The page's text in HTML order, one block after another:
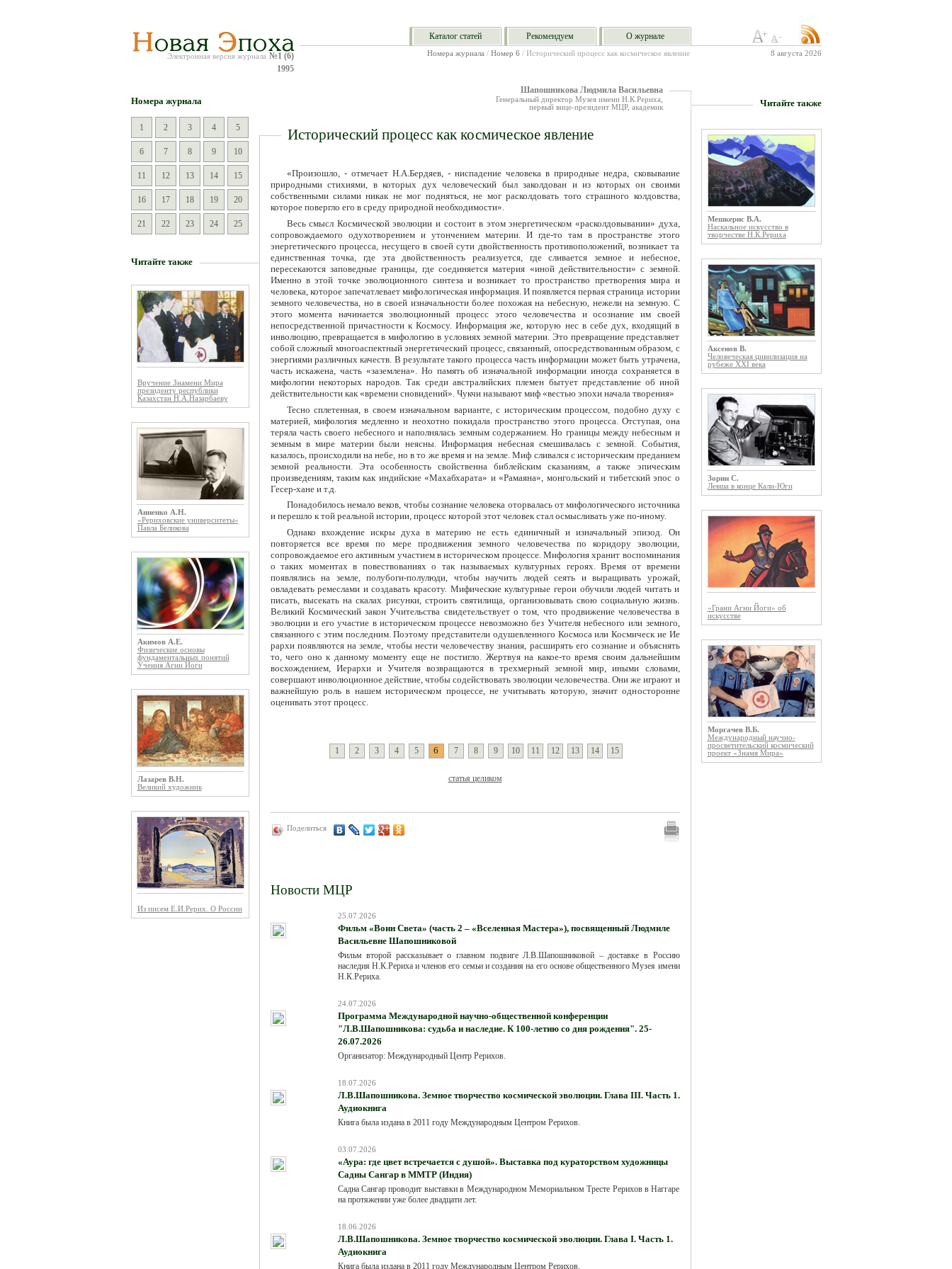
Электронная версия журнала №1 (6)
1995
Каталог статей Рекомендуем О журнале
8 августа 2026
Номера журнала / Номер 6 / Исторический процесс как космическое явление
Номера журнала
1 2 3 4 5
6 7 8 9 10
11 12 13 14 15
16 17 18 19 20
21 22 23 24 25
Читайте также
Вручение Знамени Мира
президенту республики
Казахстан Н.А.Назарбаеву
Анненко А.Н.
«Рериховские университеты»
Павла Беликова
Акимов А.Е.
Физические основы
фундаментальных понятий
Учения Агни Йоги
Лазарев В.Н.
Великий художник
Из писем Е.И.Рерих. О России
Шапошникова Людмила Васильевна
Генеральный директор Музея имени Н.К.Рериха,
первый вице-президент МЦР, академик
Исторический процесс как космическое явление
«Произошло, - отмечает Н.А.Бердяев, - ниспадение человека в природные недра, сковывание
природными стихиями, в которых дух человеческий был заколдован и из которых он своими
собственными силами никак не мог подняться, не мог расколдовать того страшного колдовства,
которое повергло его в среду природной необходимости».
Весь смысл Космической эволюции и состоит в этом энергетическом «расколдовывании» духа,
сопровождаемого одухотворением и утончением материи. И где-то там в пространстве этого
энергетического процесса, несущего в своей сути двойственность противоположений, возникает та
единственная точка, где эта двойственность реализуется, где сливается земное и небесное,
пересекаются заповедные границы, где соединяется материя «иной действительности» с земной.
Именно в этой точке эволюционного синтеза и возникает то пространство претворения мира и
человека, которое запечатлевает мифологическая информация. И появляется первая страница истории
земного человечества, но в своей изначальности более похожая на небесную, нежели на земную. С
этого момента начинается эволюционный процесс этого человечества и осознание им своей
непосредственной причастности к Космосу. Информация же, которую нес в себе дух, входящий в
инволюцию, превращается в мифологию в условиях земной материи. Это превращение представляет
собой сложный многоаспектный энергетический процесс, связанный, опосредствованным образом, с
энергиями различных качеств. В результате такого процесса часть информации может быть утрачена,
часть искажена, часть «заземлена». Но память об изначальной информации иногда сохраняется в
мифологии некоторых народов. Так среди австралийских племен бытует представление об иной
действительности как «времени сновидений». Чукчи называют миф «вестью эпохи начала творения»
Тесно сплетенная, в своем изначальном варианте, с историческим процессом, подобно духу с
материей, мифология медленно и неохотно покидала пространство этого процесса. Отступая, она
теряла часть своего небесного и наполнялась земным содержанием. Но границы между небесным и
земным в мире материи были неясны. Информация небесная смешивалась с земной. События,
казалось, происходили на небе, но в то же время и на земле. Миф сливался с историческим преданием
земной реальности. Эта особенность свойственна библейским сказаниям, а также эпическим
произведениям, таким как индийские «Махабхарата» и «Рамаяна», монгольский и тибетский эпос о
Гесер-хане и т.д.
Понадобилось немало веков, чтобы сознание человека оторвалась от мифологического источника
и перешло к той реальной истории, процесс которой этот человек стал осмысливать уже по-иному.
Однако вхождение искры духа в материю не есть единичный и изначальный эпизод. Он
повторяется все время по мере продвижения земного человечества по коридору эволюции,
сопровождаемое его активным участием в историческом процессе. Мифология хранит воспоминания
о таких моментах в повествованиях о так называемых культурных героях. Время от времени
появлялись на земле, полубоги-полулюди, чтобы научить людей сеять и выращивать урожай,
овладевать ремеслами и создавать красоту. Мифические культурные герои обучили людей читать и
писать, высекать на скалах рисунки, строить святилища, организовывать свою социальную жизнь.
Великий Космический закон Учительства свидетельствует о том, что продвижение человечества в
эволюции и его участие в историческом процессе невозможно без Учителя небесного или земного,
связанного с этим последним. Поэтому представители одушевленного Космоса или Космическ ие Ие
рархи появляются на земле, чтобы нести человечеству знания, расширять его сознание и объяснять
то, чего оно к данному моменту еще не постигло. Жертвуя на какое-то время своим дальнейшим
восхождением, Иерархи и Учителя возвращаются в трехмерный земной мир, иными словами,
совершают инволюционное действие, чтобы содействовать эволюции человечества. Они же играют и
важнейшую роль в нашем историческом процессе, не учитывать которую, значит односторонне
оценивать этот процесс.
1 2 3 4 5 6 7 8 9 10 11 12 13 14 15
статья целиком
Поделиться
Новости МЦР
25.07.2026
Фильм «Воин Света» (часть 2 – «Вселенная Мастера»), посвященный Людмиле
Васильевне Шапошниковой
Фильм второй рассказывает о главном подвиге Л.В.Шапошниковой – доставке в Россию
наследия Н.К.Рериха и членов его семьи и создания на его основе общественного Музея имени
Н.К.Рериха.
24.07.2026
Программа Международной научно-общественной конференции
"Л.В.Шапошникова: судьба и наследие. К 100-летию со дня рождения". 25-
26.07.2026
Организатор: Международный Центр Рерихов.
18.07.2026
Л.В.Шапошникова. Земное творчество космической эволюции. Глава III. Часть 1.
Аудиокнига
Книга была издана в 2011 году Международным Центром Рерихов.
03.07.2026
«Аура: где цвет встречается с душой». Выставка под кураторством художницы
Садны Сангар в ММТР (Индия)
Садна Сангар проводит выставки в Международном Мемориальном Тресте Рерихов в Наггаре
на протяжении уже более двадцати лет.
18.06.2026
Л.В.Шапошникова. Земное творчество космической эволюции. Глава I. Часть 1.
Аудиокнига
Книга была издана в 2011 году Международным Центром Рерихов.
Читайте также
Мешкерис В.А.
Наскальное искусство в
творчестве Н.К.Рериха
Аксенов В.
Человеческая цивилизация на
рубеже XXI века
Зорин С.
Левша в конце Кали-Юги
«Грани Агни Йоги» об
искусстве
Моргачев В.Б.
Международный научно-
просветительский космический
проект «Знамя Мира»